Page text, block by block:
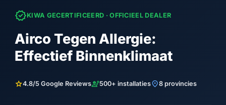
verifiedKIWA GECERTIFICEERD · OFFICIEEL DEALER
Airco Tegen Allergie:
Effectief Binnenklimaat
star4.8/5 Google Reviewsengineering500+ installatieslocation_on8 provincies